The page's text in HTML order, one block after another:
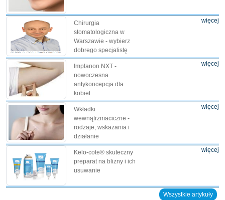
Chirurgia
stomatologiczna w
Warszawie - wybierz
dobrego specjalistę
więcej
Implanon NXT -
nowoczesna
antykoncepcja dla
kobiet
więcej
Wkładki
wewnątrzmaciczne -
rodzaje, wskazania i
działanie
więcej
Kelo-cote® skuteczny
preparat na blizny i ich
usuwanie
więcej
Wszystkie artykuły